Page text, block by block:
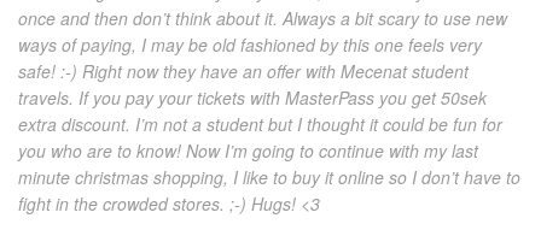
once and then don’t think about it. Always a bit scary to use new
ways of paying, I may be old fashioned by this one feels very
safe! :-) Right now they have an offer with Mecenat student
travels. If you pay your tickets with MasterPass you get 50sek
extra discount. I’m not a student but I thought it could be fun for
you who are to know! Now I’m going to continue with my last
minute christmas shopping, I like to buy it online so I don’t have to
fight in the crowded stores. ;-) Hugs! <3